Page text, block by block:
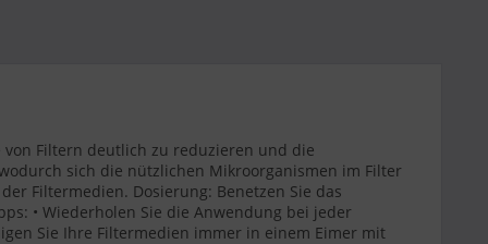
Filtern deutlich zu reduzieren und die
sich die nützlichen Mikroorganismen im Filter
Filtermedien. Dosierung: Benetzen Sie das
• Wiederholen Sie die Anwendung bei jeder
Sie Ihre Filtermedien immer in einem Eimer mit